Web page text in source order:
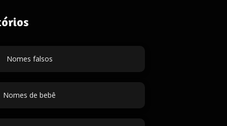
Nomes falsos
Nomes de bebê